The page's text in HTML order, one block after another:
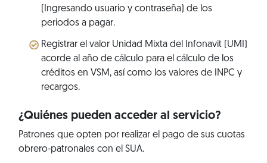
(Ingresando usuario y contraseña) de los
periodos a pagar.
Registrar el valor Unidad Mixta del Infonavit (UMI)
acorde al año de cálculo para el cálculo de los
créditos en VSM, así como los valores de INPC y
recargos.
¿Quiénes pueden acceder al servicio?
Patrones que opten por realizar el pago de sus cuotas
obrero-patronales con el SUA.